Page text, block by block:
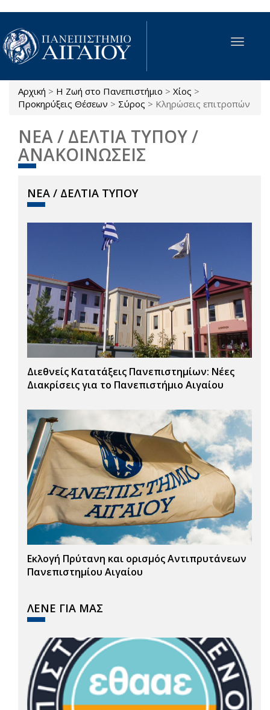
Παράκαμψη προς το κυρίως περιεχόμενο
Toggle
Είστε εδώ
Αρχική > Η Ζωή στο Πανεπιστήμιο > Χίος >
Προκηρύξεις Θέσεων > Σύρος > Κληρώσεις επιτροπών
ΝΕΑ / ΔΕΛΤΙΑ ΤΥΠΟΥ /
ΑΝΑΚΟΙΝΩΣΕΙΣ
ΝΕΑ / ΔΕΛΤΙΑ ΤΥΠΟΥ
Διεθνείς Κατατάξεις Πανεπιστημίων: Νέες
Διακρίσεις για το Πανεπιστήμιο Αιγαίου
Εκλογή Πρύτανη και ορισμός Αντιπρυτάνεων
Πανεπιστημίου Αιγαίου
ΛΕΝΕ ΓΙΑ ΜΑΣ